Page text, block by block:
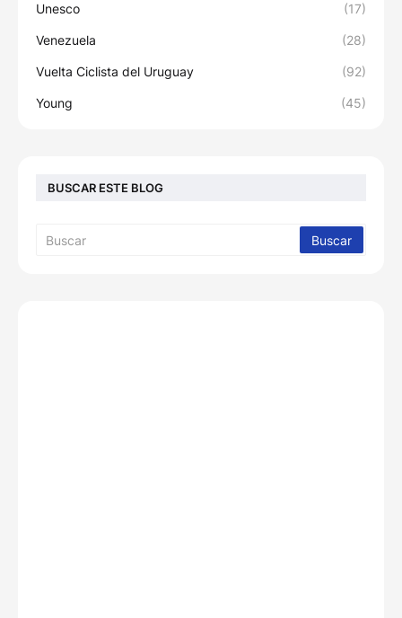
Unesco (17)
Venezuela (28)
Vuelta Ciclista del Uruguay (92)
Young (45)
BUSCAR ESTE BLOG